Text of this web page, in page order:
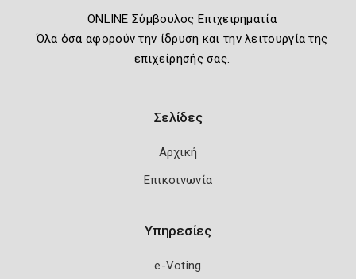
ONLINE Σύμβουλος Επιχειρηματία
Όλα όσα αφορούν την ίδρυση και την λειτουργία της
επιχείρησής σας.
Σελίδες
Αρχική
Επικοινωνία
Υπηρεσίες
e-Voting